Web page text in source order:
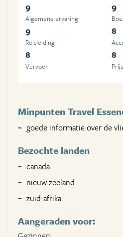
9
Algemene ervaring
9
9
Reisleiding
8
8
Vervoer
8
Minpunten Travel
goede informatie over de
Bezochte landen
canada
nieuw zeeland
zuid-afrika
Aangeraden voor: